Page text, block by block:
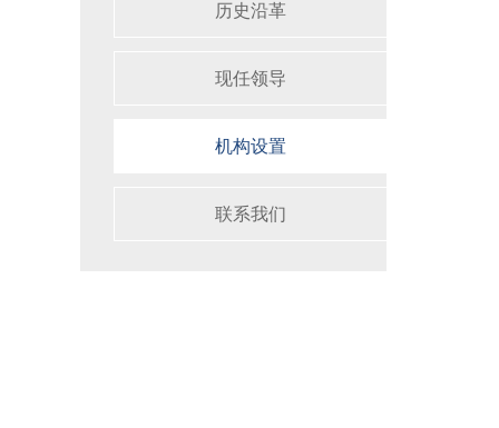
历史沿革
现任领导
机构设置
联系我们